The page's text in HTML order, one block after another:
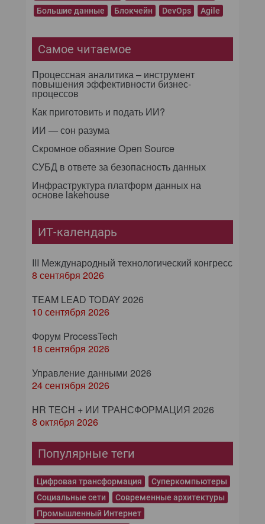
Большие данные
Блокчейн DevOps Agile
Самое читаемое
Процессная аналитика – инструмент
повышения эффективности бизнес-
процессов
Как приготовить и подать ИИ?
ИИ — сон разума
Скромное обаяние Open Source
СУБД в ответе за безопасность данных
Инфраструктура платформ данных на
основе lakehouse
ИТ-календарь
III Международный технологический конгресс
8 сентября 2026
TEAM LEAD TODAY 2026
10 сентября 2026
Форум ProcessTech
18 сентября 2026
Управление данными 2026
24 сентября 2026
HR TECH + ИИ ТРАНСФОРМАЦИЯ 2026
8 октября 2026
Популярные теги
Цифровая трансформация
Суперкомпьютеры
Социальные сети
Современные архитектуры
Промышленный Интернет